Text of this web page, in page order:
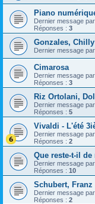
Piano
Dernier message par
Réponses : 3
Gonzales,
Dernier message par
Cimarosa
Dernier message par
Réponses : 3
Riz Ortolani,
Dernier message par
Réponses : 5
Vivaldi - L'été
Dernier message par
Réponses : 2
Que reste-t-il
Dernier message par
Réponses : 10
Schubert, Franz
Dernier message par
Réponses : 2